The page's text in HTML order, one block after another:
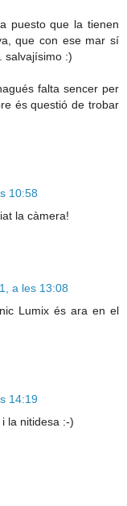
puesto que la tienen
que con ese mar sí
salvajísimo :)
falta sencer per
és questió de trobar
10:58
la càmera!
a les 13:08
Lumix és ara en el
14:19
la nitidesa :-)